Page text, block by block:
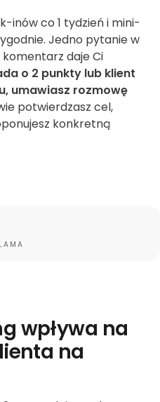
inów co 1 tydzień i mini-
Jedno pytanie w
komentarz daje Ci
o 2 punkty lub klient
umawiasz rozmowę
potwierdzasz cel,
konkretną
wpływa na
na